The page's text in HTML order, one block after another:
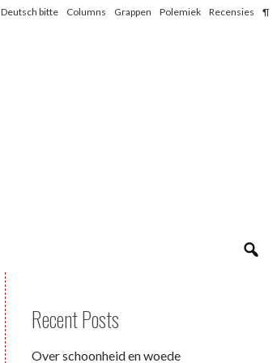
Deutsch bitte Columns Grappen Polemiek Recensies ¶
Recent Posts
Over schoonheid en woede